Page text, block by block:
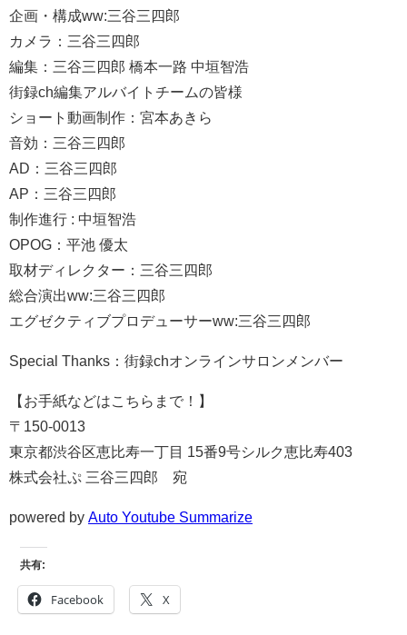
企画・構成ww:三谷三四郎
カメラ：三谷三四郎
編集：三谷三四郎 橋本一路 中垣智浩
街録ch編集アルバイトチームの皆様
ショート動画制作：宮本あきら
音効：三谷三四郎
AD：三谷三四郎
AP：三谷三四郎
制作進行 : 中垣智浩
OPOG：平池 優太
取材ディレクター：三谷三四郎
総合演出ww:三谷三四郎
エグゼクティブプロデューサーww:三谷三四郎
Special Thanks：街録chオンラインサロンメンバー
【お手紙などはこちらまで！】
〒150-0013
東京都渋谷区恵比寿一丁目 15番9号シルク恵比寿403
株式会社ぷ 三谷三四郎 宛
powered by Auto Youtube Summarize
共有:
Facebook X